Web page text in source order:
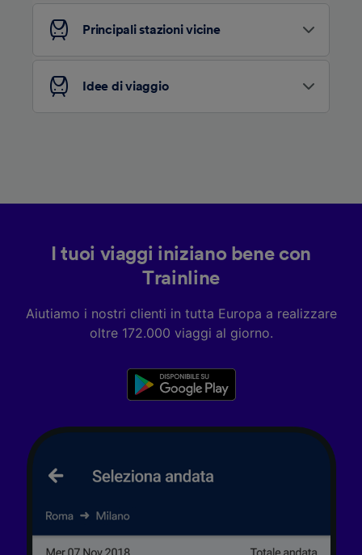
Principali stazioni vicine
Idee di viaggio
I tuoi viaggi iniziano bene con
Trainline
Aiutiamo i nostri clienti in tutta Europa a realizzare
oltre 172.000 viaggi al giorno.
Elenco dei partner (fornitori)